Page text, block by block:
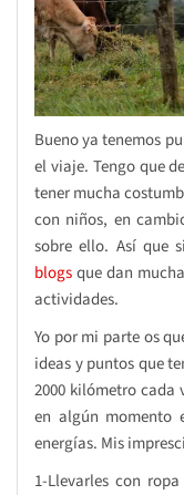
Bueno ya tenemos
el viaje. Tengo que
tener mucha
con niños, en
sobre ello. Así que
blogsque dan
actividades.
Yo por mi parte os
ideas y puntos que
2000 kilómetro cada
en algún momento
energías. Mis
1-Llevarles con